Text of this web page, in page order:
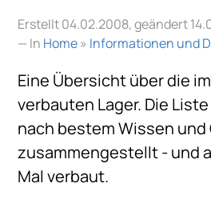
Erstellt 04.02.2008, geändert
— In Home» Informationen und
Eine Übersicht über die
verbauten Lager. Die
nach bestem Wissen und
zusammengestellt - und
Mal verbaut.